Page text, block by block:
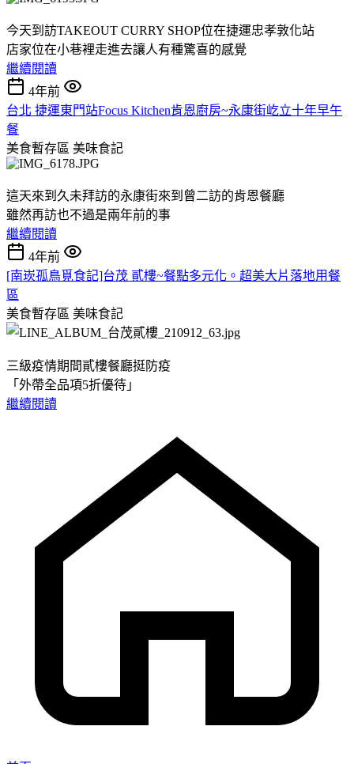
今天到訪TAKEOUT CURRY SHOP位在捷運忠孝敦化站
店家位在小巷裡走進去讓人有種驚喜的感覺
繼續閱讀
4年前
台北 捷運東門站Focus Kitchen肯恩廚房~永康街屹立十年早午
餐
美食暫存區 美味食記
這天來到久未拜訪的永康街來到曾二訪的肯恩餐廳
雖然再訪也不過是兩年前的事
繼續閱讀
4年前
[南崁孤鳥覓食記]台茂 貳樓~餐點多元化。超美大片落地用餐
區
美食暫存區 美味食記
三級疫情期間貳樓餐廳挺防疫
「外帶全品項5折優待」
繼續閱讀